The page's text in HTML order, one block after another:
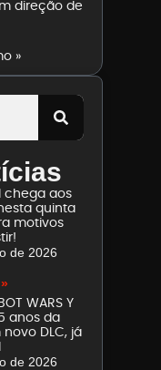
direção de
»
chega aos
quinta
motivos
de 2026
WARS Y
anos da
DLC, já
de 2026